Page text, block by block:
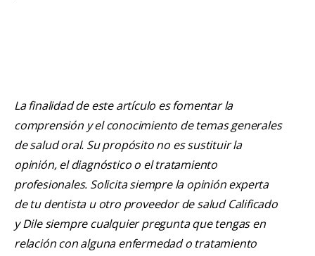
La finalidad de este artículo es fomentar la
comprensión y el conocimiento de temas generales
de salud oral. Su propósito no es sustituir la
opinión, el diagnóstico o el tratamiento
profesionales. Solicita siempre la opinión experta
de tu dentista u otro proveedor de salud Calificado
y Dile siempre cualquier pregunta que tengas en
relación con alguna enfermedad o tratamiento